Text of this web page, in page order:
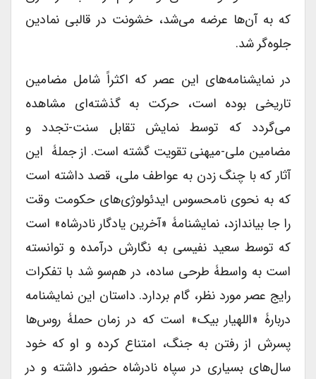
که به آن‌ها عرضه می‌شد، خشونت در قالبی نمادین
جلوه‌گر شد.
در نمایشنامه‌های این عصر که اکثراً شامل مضامین
تاریخی بوده است، حرکت به گذشته‌ای مشاهده
می‌گردد که توسط نمایش تقابل سنت-تجدد و
مضامین ملی-میهنی تقویت گشته است. از جملۀ این
آثار که با چنگ زدن به عواطف ملی، قصد داشته است
که به نحوی نامحسوس ایدئولوژی‌های حکومت وقت
را جا بیاندازد، نمایشنامۀ «آخرین یادگار نادرشاه» است
که توسط سعید نفیسی به نگارش درآمده و توانسته
است به واسطۀ طرحی ساده، در هم‌سو شد با تفکرات
رایج عصر مورد نظر، گام بردارد. داستان این نمایشنامه
دربارۀ «اللهیار بیک» است که در زمان حملۀ روس‌ها
پسرش از رفتن به جنگ، امتناع کرده و او که خود
سال‌های بسیاری در سپاه نادرشاه حضور داشته و در